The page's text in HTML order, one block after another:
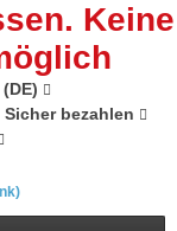
Keine
Sicher bezahlen